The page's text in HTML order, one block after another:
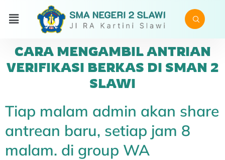
CARA MENGAMBIL ANTRIAN
VERIFIKASI BERKAS DI SMAN 2
SLAWI
Tiap malam admin akan share
antrean baru, setiap jam 8
malam. di group WA